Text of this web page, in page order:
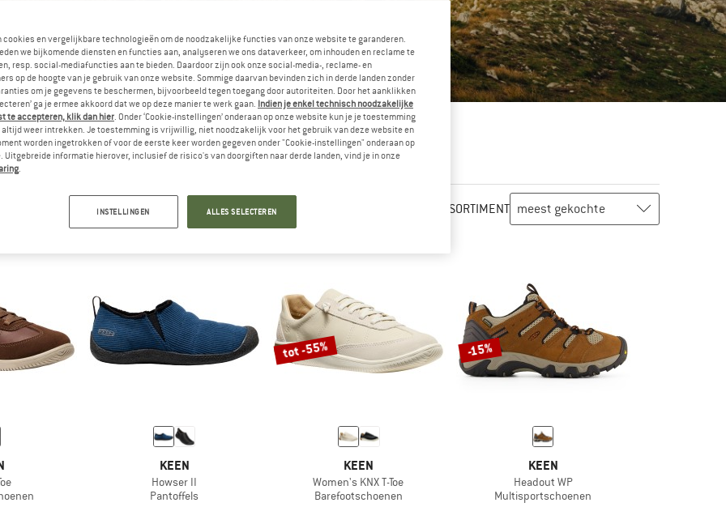
ASSORTIMENT
KEEN
Howser II
Pantoffels
tot -55%
KEEN
Women's KNX T-Toe
Barefootschoenen
-15%
KEEN
Headout WP
Multisportschoenen
cookies en vergelijkbare technologieën om de noodzakelijke functies van onze website te garanderen.
we bijkomende diensten en functies aan, analyseren we ons dataverkeer, om inhouden en reclame te
resp. social-mediafuncties aan te bieden. Daardoor zijn ook onze social-media-, reclame- en
op de hoogte van je gebruik van onze website. Sommige daarvan bevinden zich in derde landen zonder
om je gegevens te beschermen, bijvoorbeeld tegen toegang door autoriteiten. Door het aanklikken
ga je ermee akkoord dat we op deze manier te werk gaan. Indien je enkel technisch noodzakelijke
te accepteren, klik dan hier. Onder ‘Cookie-instellingen’ onderaan op onze website kun je je toestemming
altijd weer intrekken. Je toestemming is vrijwillig, niet noodzakelijk voor het gebruik van deze website en
worden ingetrokken of voor de eerste keer worden gegeven onder "Cookie-instellingen" onderaan op
Uitgebreide informatie hierover, inclusief de risico's van doorgiften naar derde landen, vind je in onze
.
INSTELLINGEN ALLES SELECTEREN